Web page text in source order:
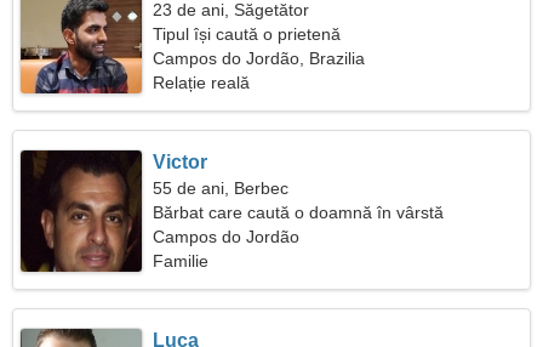
23 de ani, Săgetător
Tipul își caută o prietenă
Campos do Jordão, Brazilia
Relație reală
Victor
55 de ani, Berbec
Bărbat care caută o doamnă în vârstă
Campos do Jordão
Familie
Luca